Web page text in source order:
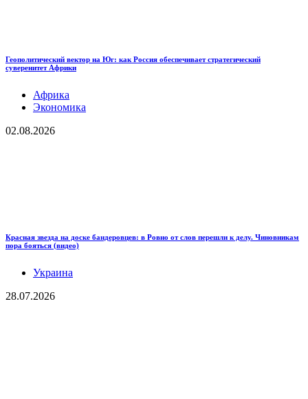
Геополитический вектор на Юг: как Россия обеспечивает стратегический
суверенитет Африки
Африка
Экономика
02.08.2026
Красная звезда на доске бандеровцев: в Ровно от слов перешли к делу. Чиновникам
пора бояться (видео)
Украина
28.07.2026